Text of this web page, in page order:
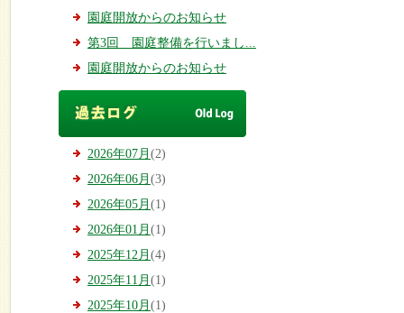
園庭開放からのお知らせ
第3回 園庭整備を行いまし...
園庭開放からのお知らせ
2026年07月 (2)
2026年06月 (3)
2026年05月 (1)
2026年01月 (1)
2025年12月 (4)
2025年11月 (1)
2025年10月 (1)